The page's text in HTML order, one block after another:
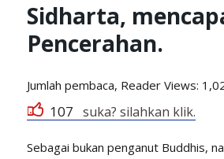
Sidharta,
Pencerahan.
Jumlah pembaca, ReaderViews:
107 suka? silahkan klik.
Sebagai bukan penganut Buddhis,